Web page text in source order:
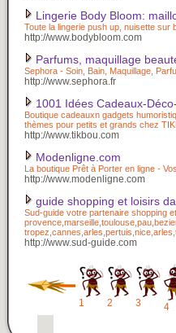
Lingerie Body Bloom:
Toute la lingerie push up, nuisette sur
http://www.bodybloom.com
Parfums, maquillage
Sephora - Soin, Bain, Maquillage,
http://www.sephora.fr
1001 Idées Cadeaux-
Boutique cadeauxn gadgets
thèmes pour petits et grands chez
http://www.tikbou.com
Modenligne.com
La boutique Prêt à Porter en ligne -
http://www.modenligne.com
guide shopping et loisirs
Sud-guide votre partenaire shopping
http://www.sud-guide.com
1 2 3 4